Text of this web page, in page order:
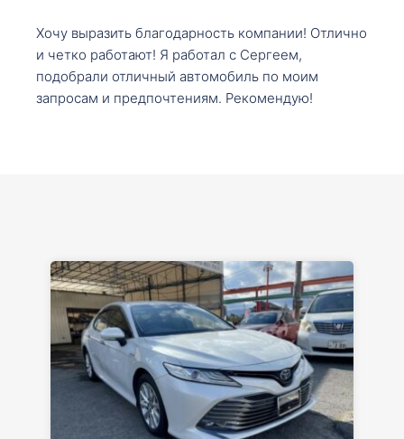
Хочу выразить благодарность компании! Отлично
и четко работают! Я работал с Сергеем,
подобрали отличный автомобиль по моим
запросам и предпочтениям. Рекомендую!